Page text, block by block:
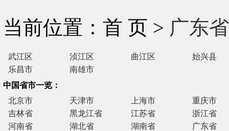
当前位置：首 页 > 广东
武江区 浈江区 曲江区
始兴县
乐昌市
南雄市
中国省市一览：
北京市
天津市 上海市
重庆市
吉林省
黑龙江省 江苏省
浙江省
河南省
湖北省 湖南省
广东省